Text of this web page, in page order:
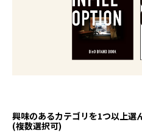
興味のあるカテゴリを1つ以上選
(複数選択可)